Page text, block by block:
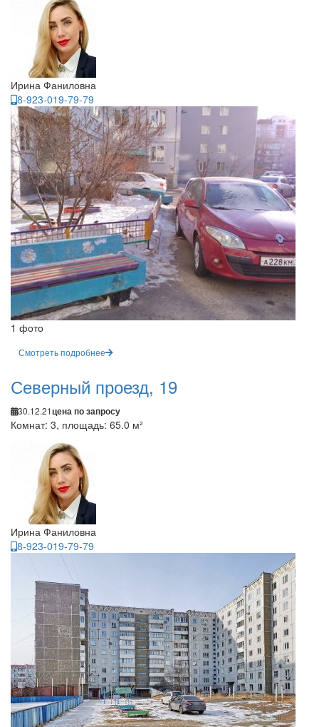
Ирина Фаниловна
8-923-019-79-79
1 фото
Смотреть подробнее
Северный проезд, 19
30.12.21цена по запросу
Комнат: 3, площадь: 65.0 м²
Ирина Фаниловна
8-923-019-79-79